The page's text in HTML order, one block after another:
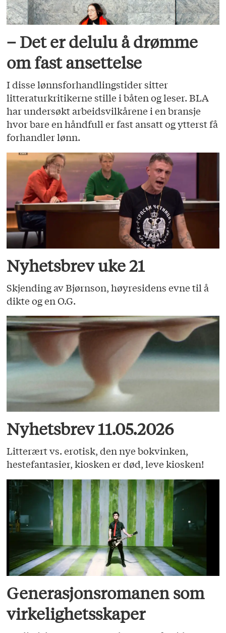
– Det er delulu å drømme
om fast ansettelse
I disse lønnsforhandlingstider sitter
litteraturkritikerne stille i båten og leser. BLA
har undersøkt arbeidsvilkårene i en bransje
hvor bare en håndfull er fast ansatt og ytterst få
forhandler lønn.
Nyhetsbrev uke 21
Skjending av Bjørnson, høyresidens evne til å
dikte og en O.G.
Nyhetsbrev 11.05.2026
Litterært vs. erotisk, den nye bokvinken,
hestefantasier, kiosken er død, leve kiosken!
Generasjonsromanen som
virkelighetsskaper